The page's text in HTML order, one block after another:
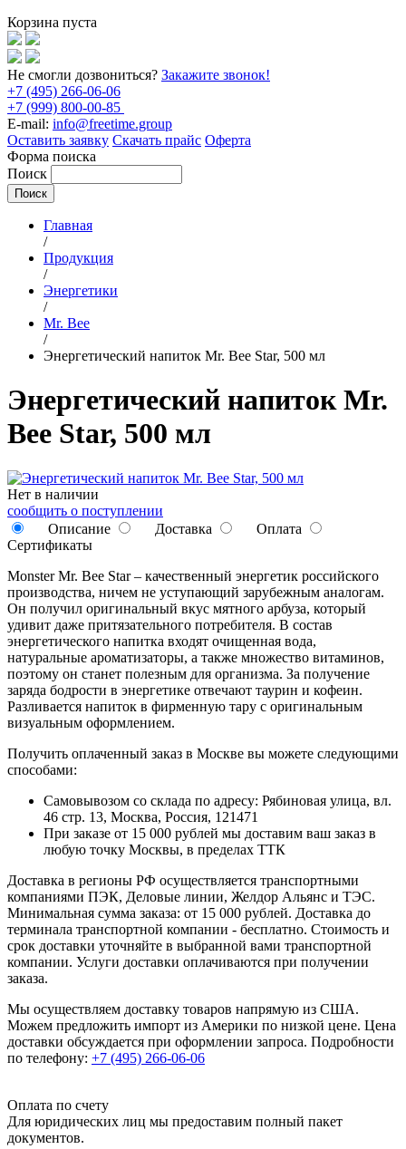
Корзина пуста
Не смогли дозвониться? Закажите звонок!
+7 (495) 266-06-06
+7 (999) 800-00-85
E-mail: info@freetime.group
Оставить заявку Скачать прайс Оферта
Форма поиска
Поиск
Главная
/
Продукция
/
Энергетики
/
Mr. Bee
/
Энергетический напиток Mr. Bee Star, 500 мл
Энергетический напиток Mr.
Bee Star, 500 мл
Нет в наличии
сообщить о поступлении
Описание
Доставка
Оплата
Сертификаты
Monster Mr. Bee Star – качественный энергетик российского
производства, ничем не уступающий зарубежным аналогам.
Он получил оригинальный вкус мятного арбуза, который
удивит даже притязательного потребителя. В состав
энергетического напитка входят очищенная вода,
натуральные ароматизаторы, а также множество витаминов,
поэтому он станет полезным для организма. За получение
заряда бодрости в энергетике отвечают таурин и кофеин.
Разливается напиток в фирменную тару с оригинальным
визуальным оформлением.
Получить оплаченный заказ в Москве вы можете следующими
способами:
Самовывозом со склада по адресу: Рябиновая улица, вл.
46 стр. 13, Москва, Россия, 121471
При заказе от 15 000 рублей мы доставим ваш заказ в
любую точку Москвы, в пределах ТТК
Доставка в регионы РФ осуществляется транспортными
компаниями ПЭК, Деловые линии, Желдор Альянс и ТЭС.
Минимальная сумма заказа: от 15 000 рублей. Доставка до
терминала транспортной компании - бесплатно. Стоимость и
срок доставки уточняйте в выбранной вами транспортной
компании. Услуги доставки оплачиваются при получении
заказа.
Мы осуществляем доставку товаров напрямую из США.
Можем предложить импорт из Америки по низкой цене. Цена
доставки обсуждается при оформлении запроса. Подробности
по телефону: +7 (495) 266-06-06
Оплата по счету
Для юридических лиц мы предоставим полный пакет
документов.